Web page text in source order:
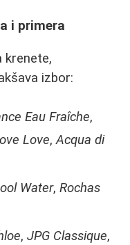
i primera
krenete,
izbor:
Eau Fraîche,
Love,Acqua di
Water, Rochas
, JPG Classique,